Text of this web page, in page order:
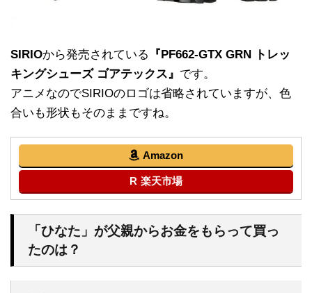
SIRIOから発売されている
『PF662-GTX GRN トレッ
キングシューズ ゴアテックス』 です。
アニメなのでSIRIOのロゴは省略されていますが、色
合いも形状もそのままですね。
Amazon
楽天市場
「ひなた」が父親からお金をもらって買っ
たのは？